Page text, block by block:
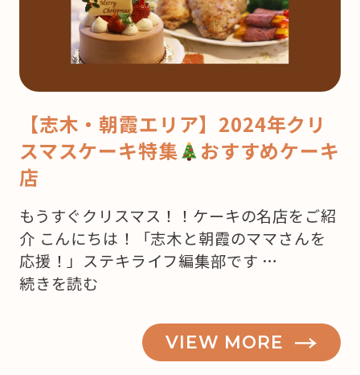
【志木・朝霞エリア】2024年クリ
スマスケーキ特集
おすすめケーキ
店
もうすぐクリスマス！！ケーキの名店をご紹
介 こんにちは！「志木と朝霞のママさんを
応援！」ステキライフ編集部です …
“【志
続きを読む
VIEW MORE